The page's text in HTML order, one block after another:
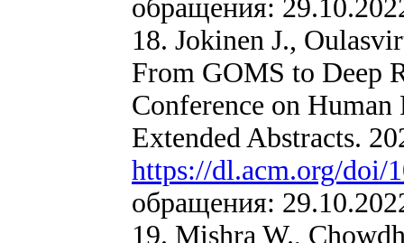
обращения:
18. Jokinen J.,
From GOMS to Deep
Conference on
Extended Abstracts.
https://dl.acm.org/doi/
обращения:
19. Mishra W.,